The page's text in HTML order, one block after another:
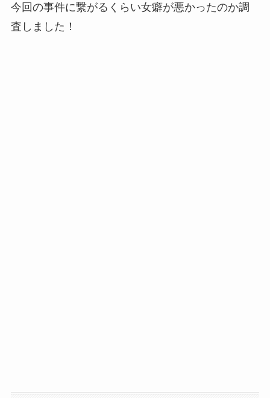
今回の事件に繋がるくらい女癖が悪かったのか調
査しました！